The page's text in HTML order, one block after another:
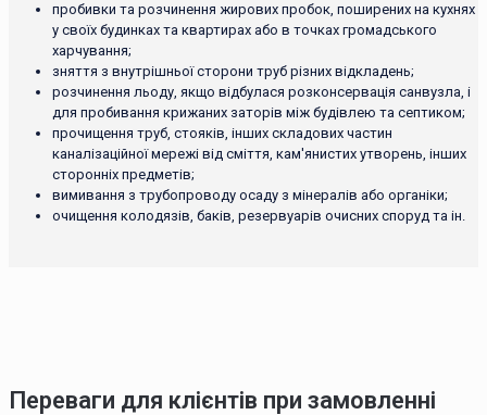
пробивки та розчинення жирових пробок, поширених на кухнях
у своїх будинках та квартирах або в точках громадського
харчування;
зняття з внутрішньої сторони труб різних відкладень;
розчинення льоду, якщо відбулася розконсервація санвузла, і
для пробивання крижаних заторів між будівлею та септиком;
прочищення труб, стояків, інших складових частин
каналізаційної мережі від сміття, кам'янистих утворень, інших
сторонніх предметів;
вимивання з трубопроводу осаду з мінералів або органіки;
очищення колодязів, баків, резервуарів очисних споруд та ін.
Переваги для клієнтів при замовленні